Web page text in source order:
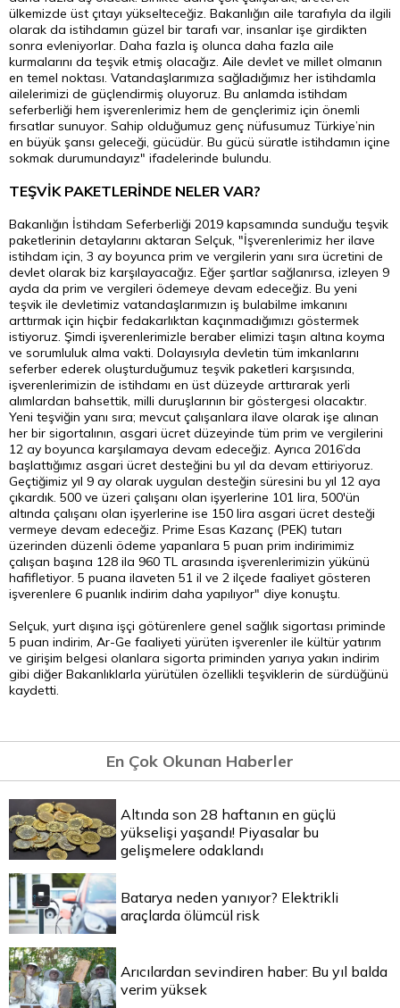
ülkemizde üst çıtayı yükselteceğiz. Bakanlığın aile tarafıyla da ilgili
olarak da istihdamın güzel bir tarafı var, insanlar işe girdikten
sonra evleniyorlar. Daha fazla iş olunca daha fazla aile
kurmalarını da teşvik etmiş olacağız. Aile devlet ve millet olmanın
en temel noktası. Vatandaşlarımıza sağladığımız her istihdamla
ailelerimizi de güçlendirmiş oluyoruz. Bu anlamda istihdam
seferberliği hem işverenlerimiz hem de gençlerimiz için önemli
fırsatlar sunuyor. Sahip olduğumuz genç nüfusumuz Türkiye’nin
en büyük şansı geleceği, gücüdür. Bu gücü süratle istihdamın içine
sokmak durumundayız" ifadelerinde bulundu.
TEŞVİK PAKETLERİNDE NELER VAR?
Bakanlığın İstihdam Seferberliği 2019 kapsamında sunduğu teşvik
paketlerinin detaylarını aktaran Selçuk, "İşverenlerimiz her ilave
istihdam için, 3 ay boyunca prim ve vergilerin yanı sıra ücretini de
devlet olarak biz karşılayacağız. Eğer şartlar sağlanırsa, izleyen 9
ayda da prim ve vergileri ödemeye devam edeceğiz. Bu yeni
teşvik ile devletimiz vatandaşlarımızın iş bulabilme imkanını
arttırmak için hiçbir fedakarlıktan kaçınmadığımızı göstermek
istiyoruz. Şimdi işverenlerimizle beraber elimizi taşın altına koyma
ve sorumluluk alma vakti. Dolayısıyla devletin tüm imkanlarını
seferber ederek oluşturduğumuz teşvik paketleri karşısında,
işverenlerimizin de istihdamı en üst düzeyde arttırarak yerli
alımlardan bahsettik, milli duruşlarının bir göstergesi olacaktır.
Yeni teşviğin yanı sıra; mevcut çalışanlara ilave olarak işe alınan
her bir sigortalının, asgari ücret düzeyinde tüm prim ve vergilerini
12 ay boyunca karşılamaya devam edeceğiz. Ayrıca 2016’da
başlattığımız asgari ücret desteğini bu yıl da devam ettiriyoruz.
Geçtiğimiz yıl 9 ay olarak uygulan desteğin süresini bu yıl 12 aya
çıkardık. 500 ve üzeri çalışanı olan işyerlerine 101 lira, 500'ün
altında çalışanı olan işyerlerine ise 150 lira asgari ücret desteği
vermeye devam edeceğiz. Prime Esas Kazanç (PEK) tutarı
üzerinden düzenli ödeme yapanlara 5 puan prim indirimimiz
çalışan başına 128 ila 960 TL arasında işverenlerimizin yükünü
hafifletiyor. 5 puana ilaveten 51 il ve 2 ilçede faaliyet gösteren
işverenlere 6 puanlık indirim daha yapılıyor" diye konuştu.
Selçuk, yurt dışına işçi götürenlere genel sağlık sigortası priminde
5 puan indirim, Ar-Ge faaliyeti yürüten işverenler ile kültür yatırım
ve girişim belgesi olanlara sigorta priminden yarıya yakın indirim
gibi diğer Bakanlıklarla yürütülen özellikli teşviklerin de sürdüğünü
kaydetti.
En Çok Okunan Haberler
Altında son 28 haftanın en güçlü
yükselişi yaşandı! Piyasalar bu
gelişmelere odaklandı
Batarya neden yanıyor? Elektrikli
araçlarda ölümcül risk
Arıcılardan sevindiren haber: Bu yıl balda
verim yüksek